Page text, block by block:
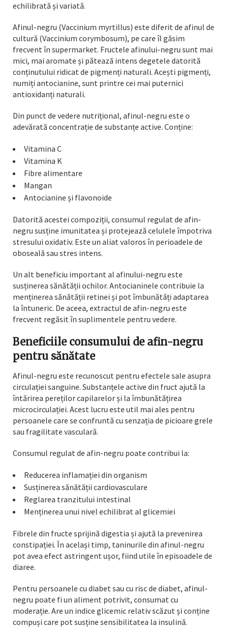
echilibrată și variată.
Afinul-negru (Vaccinium myrtillus) este diferit de afinul de
cultură (Vaccinium corymbosum), pe care îl găsim
frecvent în supermarket. Fructele afinului-negru sunt mai
mici, mai aromate și pătează intens degetele datorită
conținutului ridicat de pigmenți naturali. Acești pigmenți,
numiți antocianine, sunt printre cei mai puternici
antioxidanți naturali.
Din punct de vedere nutrițional, afinul-negru este o
adevărată concentrație de substanțe active. Conține:
Vitamina C
Vitamina K
Fibre alimentare
Mangan
Antocianine și flavonoide
Datorită acestei compoziții, consumul regulat de afin-
negru susține imunitatea și protejează celulele împotriva
stresului oxidativ. Este un aliat valoros în perioadele de
oboseală sau stres intens.
Un alt beneficiu important al afinului-negru este
susținerea sănătății ochilor. Antocianinele contribuie la
menținerea sănătății retinei și pot îmbunătăți adaptarea
la întuneric. De aceea, extractul de afin-negru este
frecvent regăsit în suplimentele pentru vedere.
Beneficiile consumului de afin-negru
pentru sănătate
Afinul-negru este recunoscut pentru efectele sale asupra
circulației sanguine. Substanțele active din fruct ajută la
întărirea pereților capilarelor și la îmbunătățirea
microcirculației. Acest lucru este util mai ales pentru
persoanele care se confruntă cu senzația de picioare grele
sau fragilitate vasculară.
Consumul regulat de afin-negru poate contribui la:
Reducerea inflamației din organism
Susținerea sănătății cardiovasculare
Reglarea tranzitului intestinal
Menținerea unui nivel echilibrat al glicemiei
Fibrele din fructe sprijină digestia și ajută la prevenirea
constipației. În același timp, taninurile din afinul-negru
pot avea efect astringent ușor, fiind utile în episoadele de
diaree.
Pentru persoanele cu diabet sau cu risc de diabet, afinul-
negru poate fi un aliment potrivit, consumat cu
moderație. Are un indice glicemic relativ scăzut și conține
compuși care pot susține sensibilitatea la insulină.